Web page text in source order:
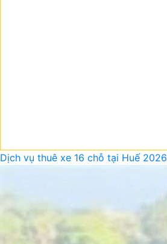
Dịch vụ thuê xe 16 chỗ tại Huế 2026